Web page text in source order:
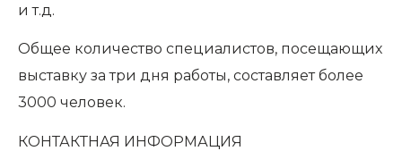
и т.д.
Общее количество специалистов, посещающих
выставку за три дня работы, составляет более
3000 человек.
КОНТАКТНАЯ ИНФОРМАЦИЯ